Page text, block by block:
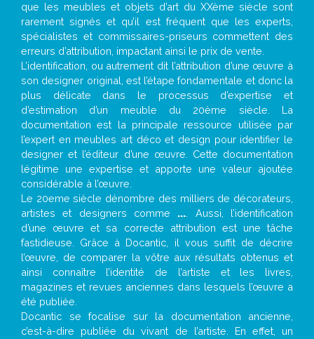
que les meubles et objets d’art du XXème siècle sont
rarement signés et qu’il est fréquent que les experts,
spécialistes et commissaires-priseurs commettent des
erreurs d’attribution, impactant ainsi le prix de vente.
L’identification, ou autrement dit l’attribution d’une œuvre à
son designer original, est l’étape fondamentale et donc la
plus délicate dans le processus d’expertise et
d’estimation d’un meuble du 20ème siècle. La
documentation est la principale ressource utilisée par
l’expert en meubles art déco et design pour identifier le
designer et l’éditeur d’une œuvre. Cette documentation
légitime une expertise et apporte une valeur ajoutée
considérable à l’œuvre.
Le 20eme siècle dénombre des milliers de décorateurs,
artistes et designers comme ... . Aussi, l’identification
d’une œuvre et sa correcte attribution est une tâche
fastidieuse. Grâce à Docantic, il vous suffit de décrire
l’œuvre, de comparer la vôtre aux résultats obtenus et
ainsi connaître l’identité de l’artiste et les livres,
magazines et revues anciennes dans lesquels l’œuvre a
été publiée.
Docantic se focalise sur la documentation ancienne,
c’est-à-dire publiée du vivant de l’artiste. En effet, un